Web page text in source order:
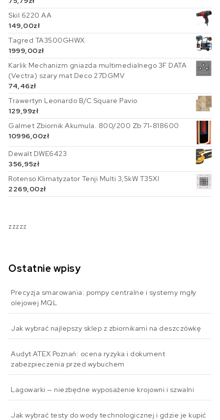
Skil 6220 AA
149,00zł
Tagred TA3500GHWX
1999,00zł
Karlik Mechanizm gniazda multimedialnego 3F DATA
(Vectra) szary mat Deco 27DGMV
74,46zł
Trawertyn Leonardo B/C Square Pavio
129,99zł
Galmet Zbiornik Akumula. 800/200 Zb 71-818600
10996,00zł
Dewalt DWE6423
356,95zł
Rotenso Klimatyzator Tenji Multi 3,5kW T35XI
2269,00zł
zzzzz
Ostatnie wpisy
Precyzja smarowania: pompy centralne i systemy mgły
olejowej MQL
Jak wybrać najlepszy sklep z zbiornikami na deszczówkę
Audyt ATEX Poznań: ocena ryzyka i dokument
zabezpieczenia przed wybuchem
Lagowarki — niezbędne wyposażenie krojowni i szwalni
Jak wybrać testy do wody technologicznej i gdzie je kupić